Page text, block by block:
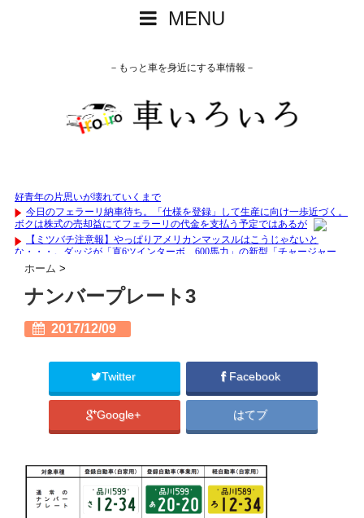
MENU
－もっと車を身近にする車情報－
ホーム >
ナンバープレート3
2017/12/09
Twitter Facebook
Google+ はてブ